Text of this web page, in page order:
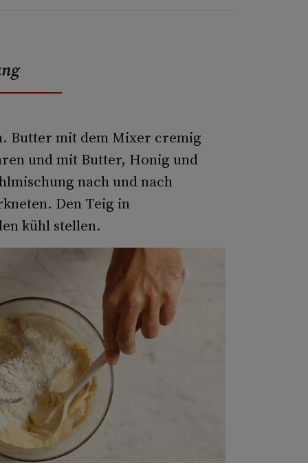
Butter mit dem Mixer cremig
und mit Butter, Honig und
nach und nach
Den Teig in
kühl stellen.